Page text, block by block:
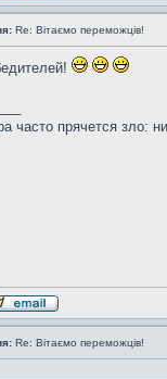
Re: Вітаємо переможців!
часто прячется зло:
Re: Вітаємо переможців!